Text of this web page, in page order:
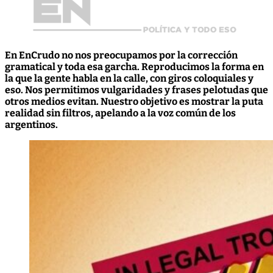
En EnCrudo no nos preocupamos por la corrección
gramatical y toda esa garcha. Reproducimos la forma en
la que la gente habla en la calle, con giros coloquiales y
eso. Nos permitimos vulgaridades y frases pelotudas que
otros medios evitan. Nuestro objetivo es mostrar la puta
realidad sin filtros, apelando a la voz común de los
argentinos.